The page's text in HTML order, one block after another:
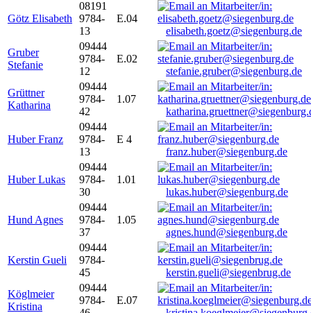
Götz Elisabeth
08191
9784-
13
E.04
elisabeth.goetz@siegenburg.de
Gruber
Stefanie
09444
9784-
12
E.02
stefanie.gruber@siegenburg.de
Grüttner
Katharina
09444
9784-
42
1.07
Huber Franz
09444
9784-
13
E 4
franz.huber@siegenburg.de
Huber Lukas
09444
9784-
30
1.01
lukas.huber@siegenburg.de
Hund Agnes
09444
9784-
37
1.05
agnes.hund@siegenburg.de
Kerstin Gueli
09444
9784-
45
kerstin.gueli@siegenbrug.de
Köglmeier
Kristina
09444
9784-
E.07